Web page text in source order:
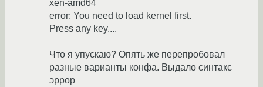
xen-amd64
error: You need to load kernel first.
Press any key....
Что я упускаю? Опять же перепробовал
разные варианты конфа. Выдало синтакс
эррор